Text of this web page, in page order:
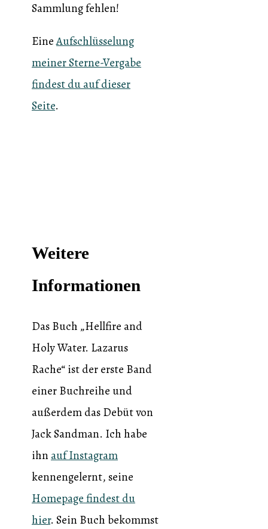
Sammlung fehlen!
EineAufschlüsselung
meiner Sterne-Vergabe
findest du auf dieser
Seite.
Weitere
Informationen
Das Buch „Hellfire and
Holy Water. Lazarus
Rache“ ist der erste Band
einer Buchreihe und
außerdem das Debüt von
Jack Sandman. Ich habe
ihnauf Instagram
kennengelernt, seine
Homepage findest du
hier. Sein Buch bekommst